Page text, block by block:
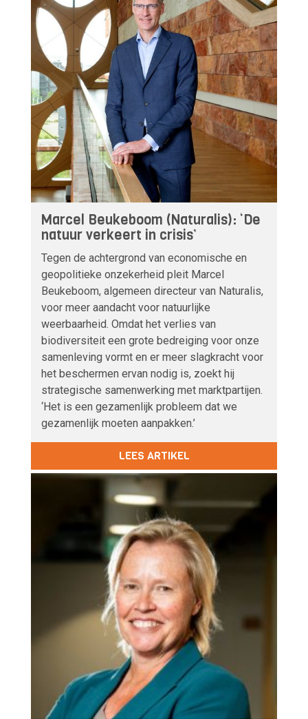
Marcel Beukeboom (Naturalis): ‘De
natuur verkeert in crisis’
Tegen de achtergrond van economische en
geopolitieke onzekerheid pleit Marcel
Beukeboom, algemeen directeur van Naturalis,
voor meer aandacht voor natuurlijke
weerbaarheid. Omdat het verlies van
biodiversiteit een grote bedreiging voor onze
samenleving vormt en er meer slagkracht voor
het beschermen ervan nodig is, zoekt hij
strategische samenwerking met marktpartijen.
‘Het is een gezamenlijk probleem dat we
gezamenlijk moeten aanpakken.’
LEES ARTIKEL